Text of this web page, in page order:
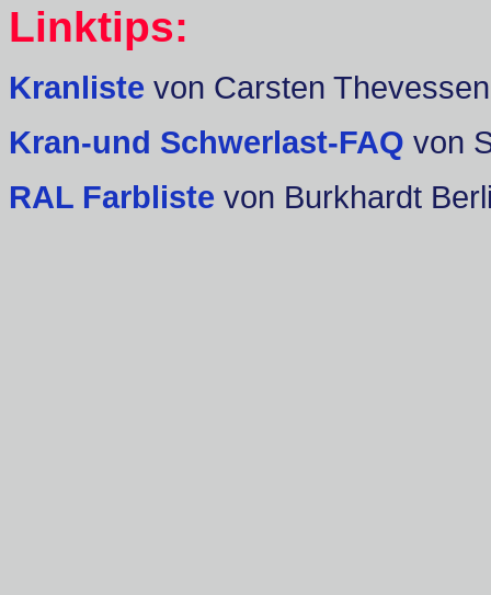
Linktips:
Kranliste von Carsten Thevessen
Kran-und Schwerlast-FAQ von
RAL Farbliste von Burkhardt